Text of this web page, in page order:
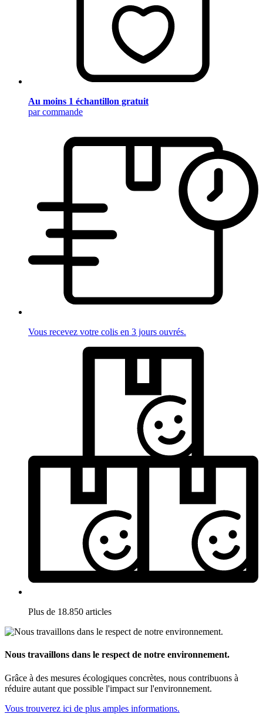
Au moins 1 échantillon gratuit
par commande
Vous recevez votre colis en 3 jours ouvrés.
Plus de 18.850 articles
Nous travaillons dans le respect de notre environnement.
Grâce à des mesures écologiques concrètes, nous contribuons à
réduire autant que possible l'impact sur l'environnement.
Vous trouverez ici de plus amples informations.